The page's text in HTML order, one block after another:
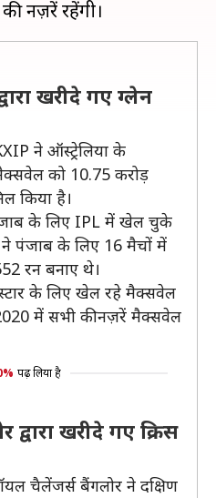
खरीदे गए ग्लेन
ने ऑस्ट्रेलिया के
को 10.75 करोड़
किया है।
के लिए IPL में खेल चुके
पंजाब के लिए 16 मैचों में
रन बनाए थे।
के लिए खेल रहे मैक्सवेल
में सभी की नज़रें मैक्सवेल
पढ़ लिया है
खरीदे गए क्रिस
चैलेंजर्स बैंगलोर ने दक्षिण